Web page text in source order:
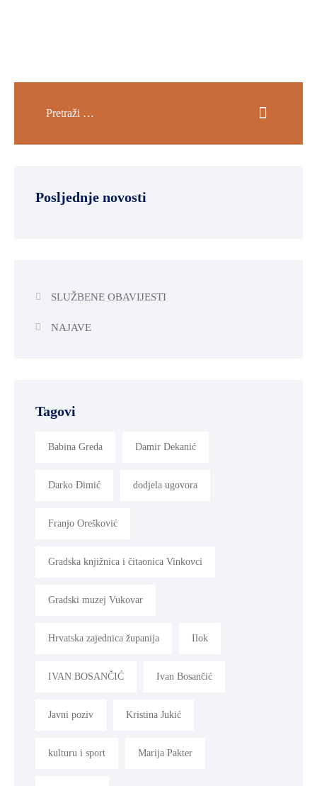
Posljednje novosti
SLUŽBENE OBAVIJESTI
NAJAVE
Tagovi
Babina Greda Damir Dekanić
Darko Dimić dodjela ugovora
Franjo Orešković
Gradska knjižnica i čitaonica Vinkovci
Gradski muzej Vukovar
Hrvatska zajednica županija Ilok
IVAN BOSANČIĆ Ivan Bosančić
Javni poziv Kristina Jukić
kulturu i sport Marija Pakter